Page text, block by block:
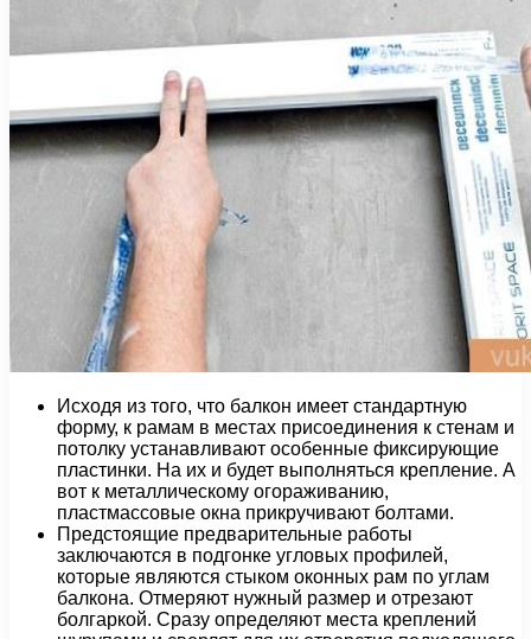
Исходя из того, что балкон имеет стандартную
форму, к рамам в местах присоединения к стенам и
потолку устанавливают особенные фиксирующие
пластинки. На их и будет выполняться крепление. А
вот к металлическому огораживанию,
пластмассовые окна прикручивают болтами.
Предстоящие предварительные работы
заключаются в подгонке угловых профилей,
которые являются стыком оконных рам по углам
балкона. Отмеряют нужный размер и отрезают
болгаркой. Сразу определяют места креплений